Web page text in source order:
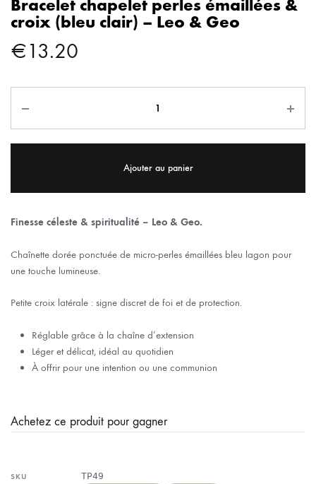
Bracelet chapelet perles émaillées &
croix (bleu clair) – Leo & Geo
€13.20
Ajouter au panier
Finesse céleste & spiritualité – Leo & Geo.
Chaînette dorée ponctuée de micro-perles émaillées bleu lagon pour
une touche lumineuse.
Petite croix latérale : signe discret de foi et de protection.
Réglable grâce à la chaîne d’extension
Léger et délicat, idéal au quotidien
À offrir pour une intention ou une communion
Achetez ce produit pour gagner
SKU TP49